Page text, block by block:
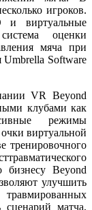
игроков.
и виртуальные
оценки
мяча при
Umbrella Software
VR Beyond
клубами как
режимы
виртуальной
тренировочного
бизнесу Beyond
улучшить
сценарий матча,